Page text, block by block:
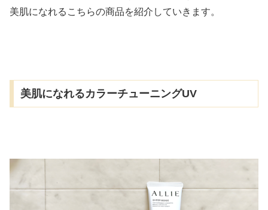
美肌になれるこちらの商品を紹介していきます。
美肌になれるカラーチューニングUV